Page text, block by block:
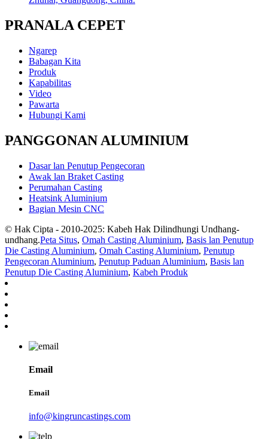
PRANALA CEPET
Ngarep
Babagan Kita
Produk
Kapabilitas
Video
Pawarta
Hubungi Kami
PANGGONAN ALUMINIUM
Dasar lan Penutup Pengecoran
Awak lan Braket Casting
Perumahan Casting
Heatsink Aluminium
Bagian Mesin CNC
© Hak Cipta - 2010-2025: Kabeh Hak Dilindhungi Undhang-
undhang.Peta Situs, Omah Casting Aluminium, Basis lan Penutup
Die Casting Aluminium, Omah Casting Aluminium, Penutup
Pengecoran Aluminium, Penutup Paduan Aluminium, Basis lan
Penutup Die Casting Aluminium, Kabeh Produk
Email
Email
info@kingruncastings.com